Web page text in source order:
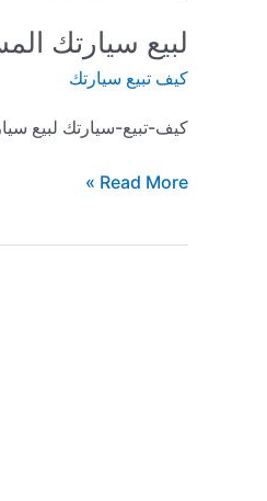
لبيع سيارتك
كيف تبيع سيارتك
كيف-تبيع-سيارتك لبيع
لبيع
Read More »